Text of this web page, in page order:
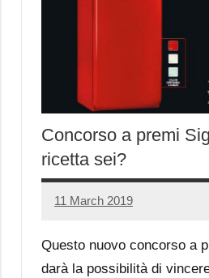
Concorso a premi
ricetta sei?
11 March 2019
Luca
No
Questo nuovo concorso a
darà la possibilità di